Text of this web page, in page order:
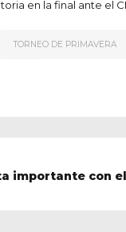
en la final ante el
TORNEO DE PRIMAVERA
importante con el